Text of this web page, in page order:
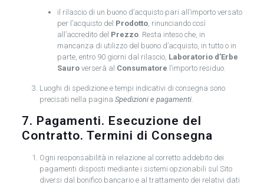
il rilascio di un buono d’acquisto pari all’importo versato
per l’acquisto del Prodotto, rinunciando così
all’accredito del Prezzo. Resta inteso che, in
mancanza di utilizzo del buono d’acquisto, in tutto o in
parte, entro 90 giorni dal rilascio, Laboratorio d’Erbe
Sauroverserà al Consumatore l’importo residuo.
Luoghi di spedizione e tempi indicativi di consegna sono
precisati nella pagina Spedizioni e pagamenti.
7. Pagamenti. Esecuzione del
Contratto. Termini di Consegna
Ogni responsabilità in relazione al corretto addebito dei
pagamenti disposti mediante i sistemi opzionabili sul Sito
diversi dal bonifico bancario e al trattamento dei relativi dati